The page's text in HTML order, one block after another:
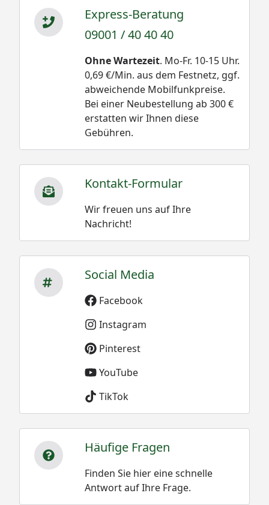
Express-Beratung
09001 / 40 40 40
Ohne Wartezeit. Mo-Fr. 10-15 Uhr.
0,69 €/Min. aus dem Festnetz, ggf.
abweichende Mobilfunkpreise.
Bei einer Neubestellung ab 300 €
erstatten wir Ihnen diese
Gebühren.
Kontakt-Formular
Wir freuen uns auf Ihre
Nachricht!
Social Media
Facebook
Instagram
Pinterest
YouTube
TikTok
Häufige Fragen
Finden Sie hier eine schnelle
Antwort auf Ihre Frage.